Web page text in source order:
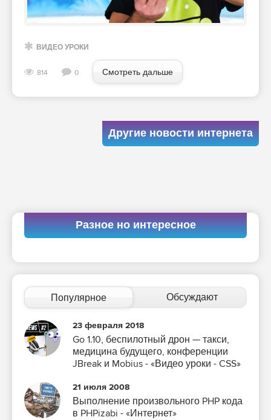
ВИДЕО УРОКИ
814 0 Смотреть дальше
Другие новости интернета
Разное но интересное
Популярное Обсуждают
23 февраля 2018
Go 1.10, беспилотный дрон — такси,
медицина будущего, конференции
JBreak и Mobius - «Видео уроки - CSS»
21 июля 2008
Выполнение произвольного PHP кода
в PHPizabi - «Интернет»